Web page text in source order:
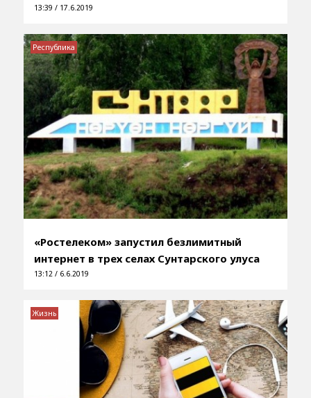
13:39 / 17.6.2019
«Ростелеком» запустил безлимитный
интернет в трех селах Сунтарского улуса
13:12 / 6.6.2019
Республика
Жизнь